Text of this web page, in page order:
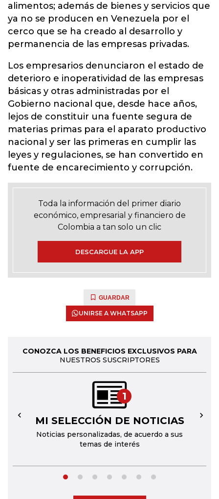
alimentos; además de bienes y servicios que
ya no se producen en Venezuela por el
cerco que se ha creado al desarrollo y
permanencia de las empresas privadas.
Los empresarios denunciaron el estado de
deterioro e inoperatividad de las empresas
básicas y otras administradas por el
Gobierno nacional que, desde hace años,
lejos de constituir una fuente segura de
materias primas para el aparato productivo
nacional y ser las primeras en cumplir las
leyes y regulaciones, se han convertido en
fuente de encarecimiento y corrupción.
Toda la información del primer diario
económico, empresarial y financiero de
Colombia a tan solo un clic
DESCARGUE LA APP
GUARDAR
UNIRSE A WHATSAPP
CONOZCA LOS BENEFICIOS EXCLUSIVOS PARA
NUESTROS SUSCRIPTORES
1
MI SELECCIÓN DE NOTICIAS
Noticias personalizadas, de acuerdo a sus
temas de interés
← →